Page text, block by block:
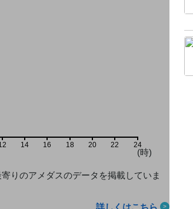
14 16 18 20 22 24
(時)
りのアメダスのデータを掲載していま
詳しくはこちら